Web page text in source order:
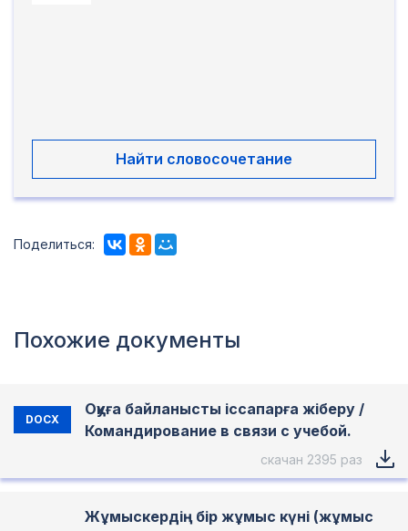
Найти словосочетание
Поделиться:
Похожие документы
DOCX
Оқуға байланысты іссапарға жіберу /
Командирование в связи с учебой.
скачан 2395 раз
Жұмыскердің бір жұмыс күні (жұмыс